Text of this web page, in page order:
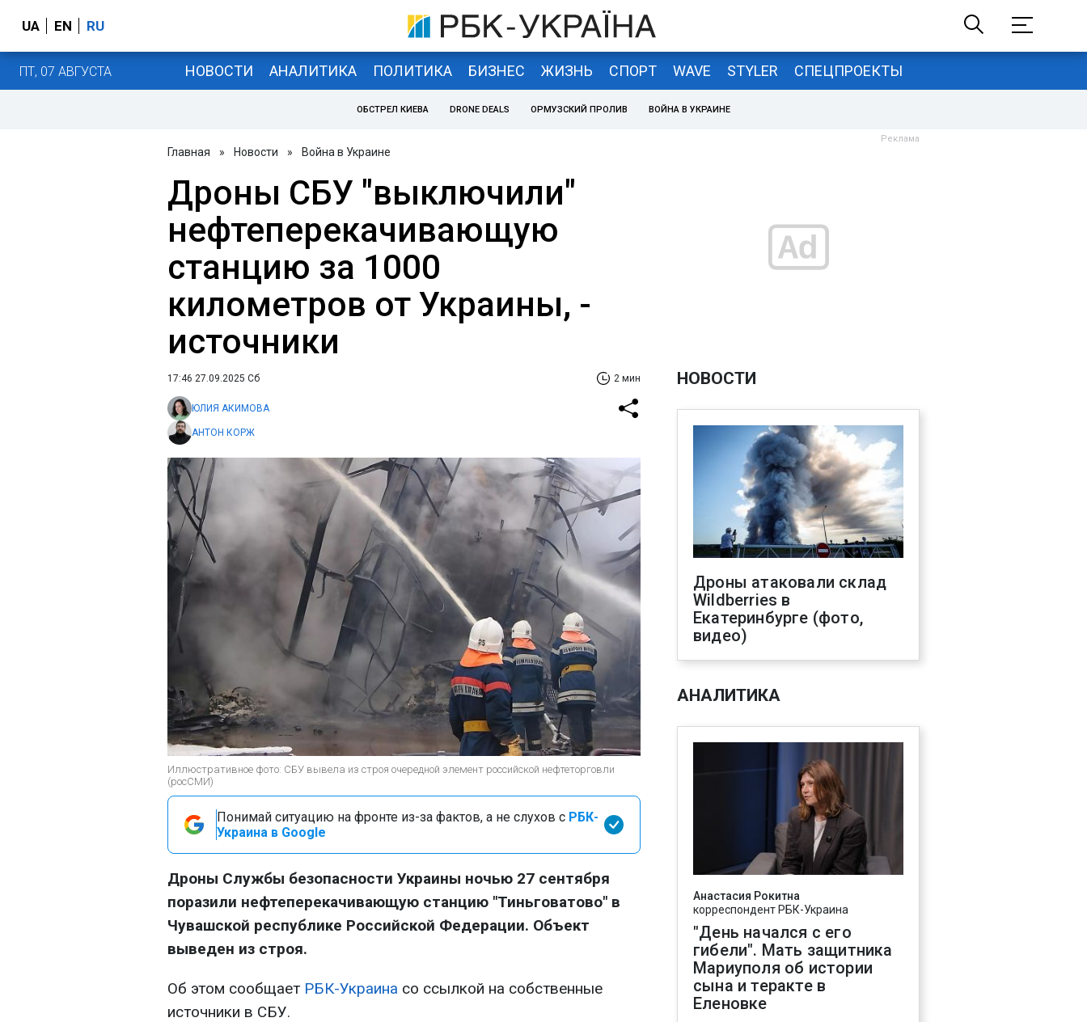
UA EN RU
ПТ, 07 АВГУСТА НОВОСТИ АНАЛИТИКА ПОЛИТИКА БИЗНЕС ЖИЗНЬ СПОРТ WAVE STYLER СПЕЦПРОЕКТЫ
ОБСТРЕЛ КИЕВА DRONE DEALS ОРМУЗСКИЙ ПРОЛИВ ВОЙНА В УКРАИНЕ
Главная » Новости » Война в Украине
Дроны СБУ "выключили"
нефтеперекачивающую
станцию за 1000
километров от Украины, -
источники
17:46 27.09.2025 Сб 2 мин
ЮЛИЯ АКИМОВА
АНТОН КОРЖ
Иллюстративное фото: СБУ вывела из строя очередной элемент российской нефтеторговли
(росСМИ)
Понимай ситуацию на фронте из-за фактов, а не слухов с РБК-
Украина в Google
Дроны Службы безопасности Украины ночью 27 сентября
поразили нефтеперекачивающую станцию "Тиньговатово" в
Чувашской республике Российской Федерации. Объект
выведен из строя.
Об этом сообщает РБК-Украина со ссылкой на собственные
источники в СБУ.
НОВОСТИ
Дроны атаковали склад
Wildberries в
Екатеринбурге (фото,
видео)
АНАЛИТИКА
Анастасия Рокитна
корреспондент РБК-Украина
"День начался с его
гибели". Мать защитника
Мариуполя об истории
сына и теракте в
Еленовке